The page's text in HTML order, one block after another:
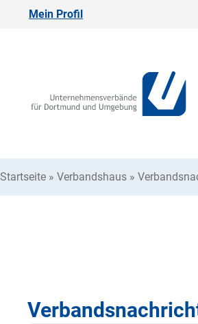
Mein Profil
Startseite » Verbandshaus »